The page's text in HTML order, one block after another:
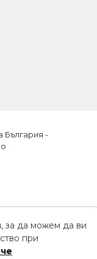
България -
за да можем да ви
при